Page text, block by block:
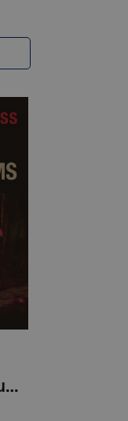
Dieva spēļlaukums. Polijas vēsture. 1. daļa. No pirmsākumiem līdz 1795 gadam.